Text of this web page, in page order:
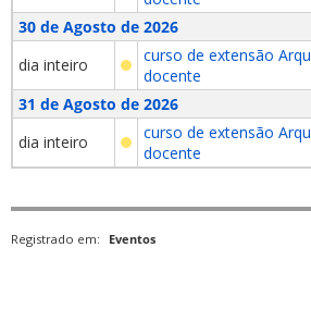
30 de Agosto de 2026
dia inteiro
curso de extensão
docente
31 de Agosto de 2026
dia inteiro
curso de extensão
docente
Registrado em: Eventos